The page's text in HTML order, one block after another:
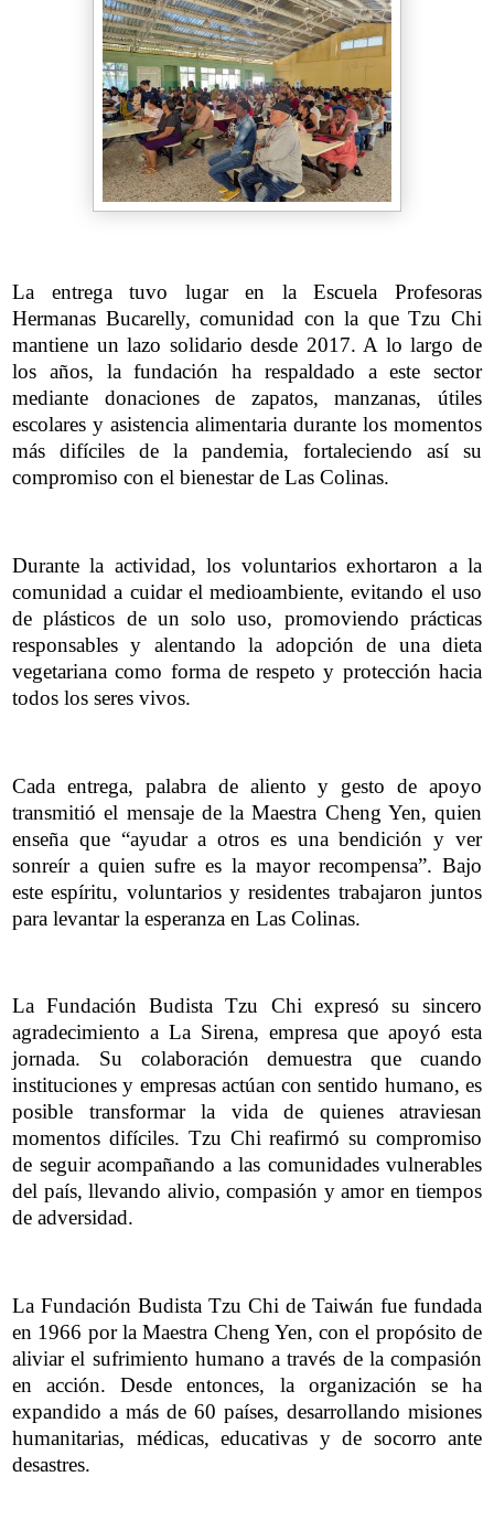
La entrega tuvo lugar en la Escuela Profesoras
Hermanas Bucarelly, comunidad con la que Tzu Chi
mantiene un lazo solidario desde 2017. A lo largo de
los años, la fundación ha respaldado a este sector
mediante donaciones de zapatos, manzanas, útiles
escolares y asistencia alimentaria durante los momentos
más difíciles de la pandemia, fortaleciendo así su
compromiso con el bienestar de Las Colinas.
Durante la actividad, los voluntarios exhortaron a la
comunidad a cuidar el medioambiente, evitando el uso
de plásticos de un solo uso, promoviendo prácticas
responsables y alentando la adopción de una dieta
vegetariana como forma de respeto y protección hacia
todos los seres vivos.
Cada entrega, palabra de aliento y gesto de apoyo
transmitió el mensaje de la Maestra Cheng Yen, quien
enseña que “ayudar a otros es una bendición y ver
sonreír a quien sufre es la mayor recompensa”. Bajo
este espíritu, voluntarios y residentes trabajaron juntos
para levantar la esperanza en Las Colinas.
La Fundación Budista Tzu Chi expresó su sincero
agradecimiento a La Sirena, empresa que apoyó esta
jornada. Su colaboración demuestra que cuando
instituciones y empresas actúan con sentido humano, es
posible transformar la vida de quienes atraviesan
momentos difíciles. Tzu Chi reafirmó su compromiso
de seguir acompañando a las comunidades vulnerables
del país, llevando alivio, compasión y amor en tiempos
de adversidad.
La Fundación Budista Tzu Chi de Taiwán fue fundada
en 1966 por la Maestra Cheng Yen, con el propósito de
aliviar el sufrimiento humano a través de la compasión
en acción. Desde entonces, la organización se ha
expandido a más de 60 países, desarrollando misiones
humanitarias, médicas, educativas y de socorro ante
desastres.